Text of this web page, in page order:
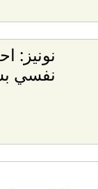
نونيز:
نفسي